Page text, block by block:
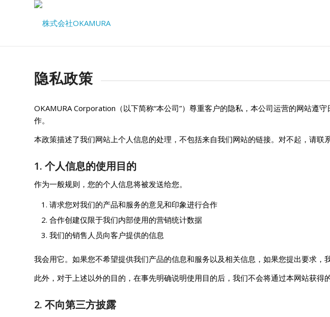
隐私政策
OKAMURA Corporation（以下简称“本公司”）尊重客户的隐私，本公司运营的网站遵
作。
本政策描述了我们网站上个人信息的处理，不包括来自我们网站的链接。对不起，请联
1. 个人信息的使用目的
作为一般规则，您的个人信息将被发送给您。
请求您对我们的产品和服务的意见和印象进行合作
合作创建仅限于我们内部使用的营销统计数据
我们的销售人员向客户提供的信息
我会用它。如果您不希望提供我们产品的信息和服务以及相关信息，如果您提出要求，
此外，对于上述以外的目的，在事先明确说明使用目的后，我们不会将通过本网站获得
2. 不向第三方披露